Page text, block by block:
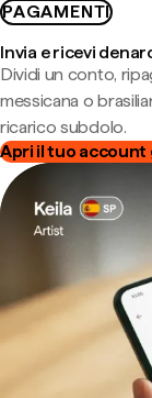
PAGAMENTI
Invia e ricevi
Dividi un conto,
messicana o
ricarico subdolo.
Apri il tuo